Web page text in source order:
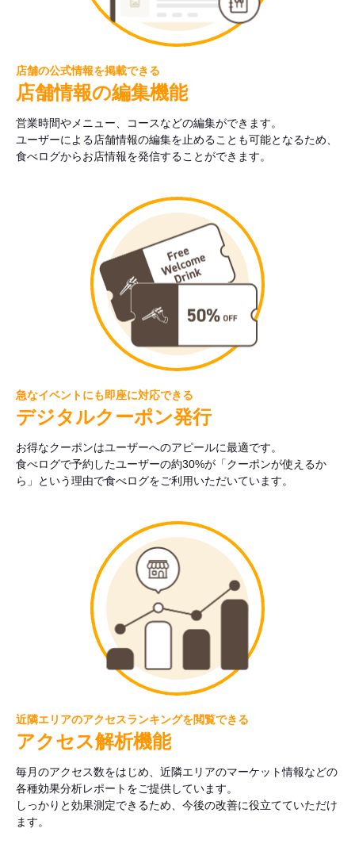
店舗の公式情報を掲載できる
店舗情報の編集機能
営業時間やメニュー、コースなどの編集ができます。
ユーザーによる店舗情報の編集を止めることも可能となるため、
食べログからお店情報を発信することができます。
急なイベントにも即座に対応できる
デジタルクーポン発行
お得なクーポンはユーザーへのアピールに最適です。
食べログで予約したユーザーの約30%が「クーポンが使えるか
ら」という理由で食べログをご利用いただいています。
近隣エリアのアクセスランキングを閲覧できる
アクセス解析機能
毎月のアクセス数をはじめ、近隣エリアのマーケット情報などの
各種効果分析レポートをご提供しています。
しっかりと効果測定できるため、今後の改善に役立てていただけ
ます。